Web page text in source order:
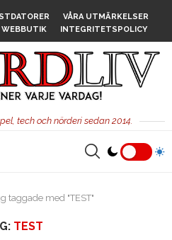
VÅRA UTMÄRKELSER
WEBBUTIK INTEGRITETSPOLICY
tech och nörderi sedan 2014.
taggade med "TEST"
TEST